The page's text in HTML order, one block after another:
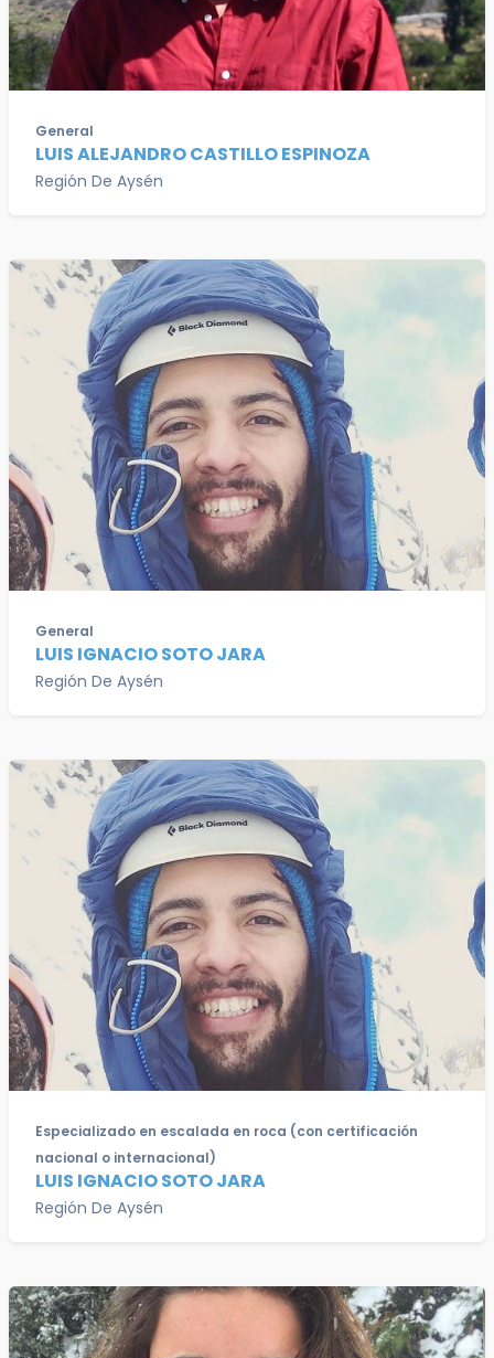
General
LUIS ALEJANDRO CASTILLO ESPINOZA
Región De Aysén
General
LUIS IGNACIO SOTO JARA
Región De Aysén
Especializado en escalada en roca (con certificación
nacional o internacional)
LUIS IGNACIO SOTO JARA
Región De Aysén